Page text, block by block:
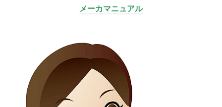
メーカマニュアル